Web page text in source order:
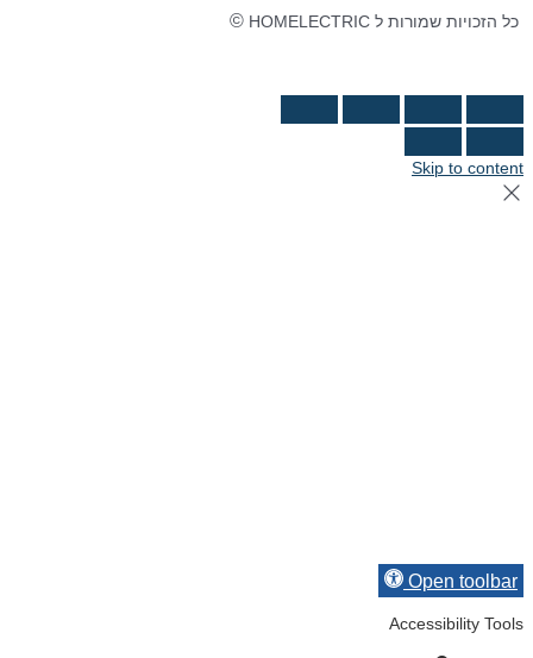
כל הזכויות שמורות ל HOMELECTRIC ©
Skip to content
Open toolbar
Accessibility Tools